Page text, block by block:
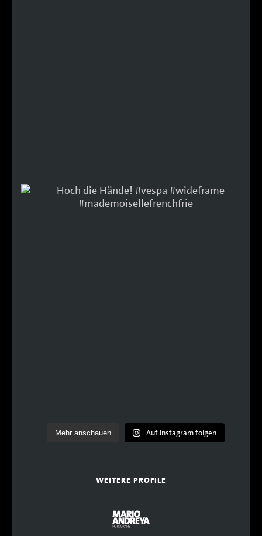
Mehr anschauen Auf Instagram folgen
WEITERE PROFILE